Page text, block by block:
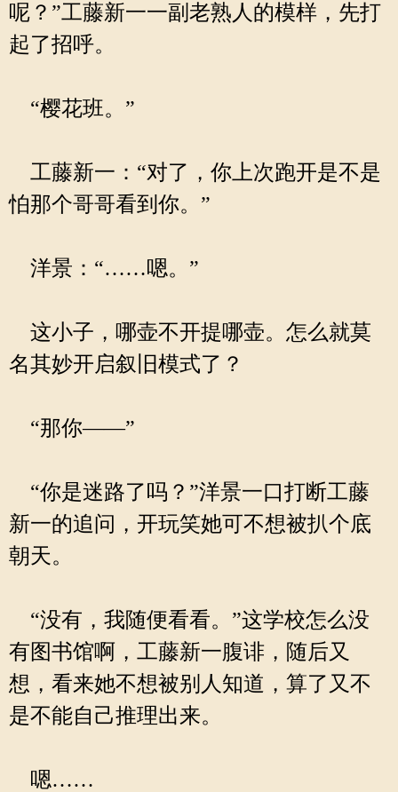
呢？”工藤新一一副老熟人的模样，先打
起了招呼。
“樱花班。”
工藤新一：“对了，你上次跑开是不是
怕那个哥哥看到你。”
洋景：“……嗯。”
这小子，哪壶不开提哪壶。怎么就莫
名其妙开启叙旧模式了？
“那你——”
“你是迷路了吗？”洋景一口打断工藤
新一的追问，开玩笑她可不想被扒个底
朝天。
“没有，我随便看看。”这学校怎么没
有图书馆啊，工藤新一腹诽，随后又
想，看来她不想被别人知道，算了又不
是不能自己推理出来。
嗯……